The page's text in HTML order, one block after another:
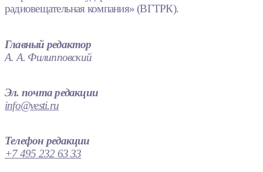
радиовещательная компания» (ВГТРК).
Главный редактор
А. А. Филипповский
Эл. почта редакции
info@vesti.ru
Телефон редакции
+7 495 232 63 33